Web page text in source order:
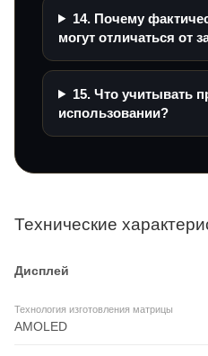
14. Почему
могут отличаться от
15. Что учитывать
использовании?
Технические
Дисплей
Технология изготовления матрицы
AMOLED